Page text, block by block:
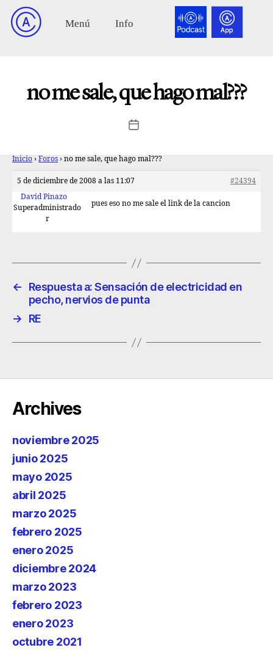
no me sale, que hago mal???
Inicio › Foros › no me sale, que hago mal???
5 de diciembre de 2008 a las 11:07
#24394
David Pinazo
Superadministrado
r
pues eso no me sale el link de la cancion
←
Respuesta a: Sensación de electricidad en
pecho, nervios de punta
→
RE
Archives
noviembre 2025
junio 2025
mayo 2025
abril 2025
marzo 2025
febrero 2025
enero 2025
diciembre 2024
marzo 2023
febrero 2023
enero 2023
octubre 2021